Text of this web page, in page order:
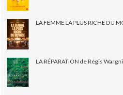
LA FEMME LA PLUS RICHE DU
LA RÉPARATION de Régis